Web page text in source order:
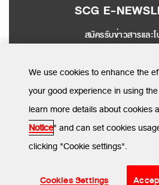
SCG E-
สมัครรับข่าวสารและโ
© SCG CBM 2024. All
ข้อกำหนดและเงื่อนไข
นโยบายการใช้คุ
We use cookies to enhance the
your good experience in using
learn more details about cookies
Notice" and can set cookies
clicking "Cookie settings".
Cookies Settings